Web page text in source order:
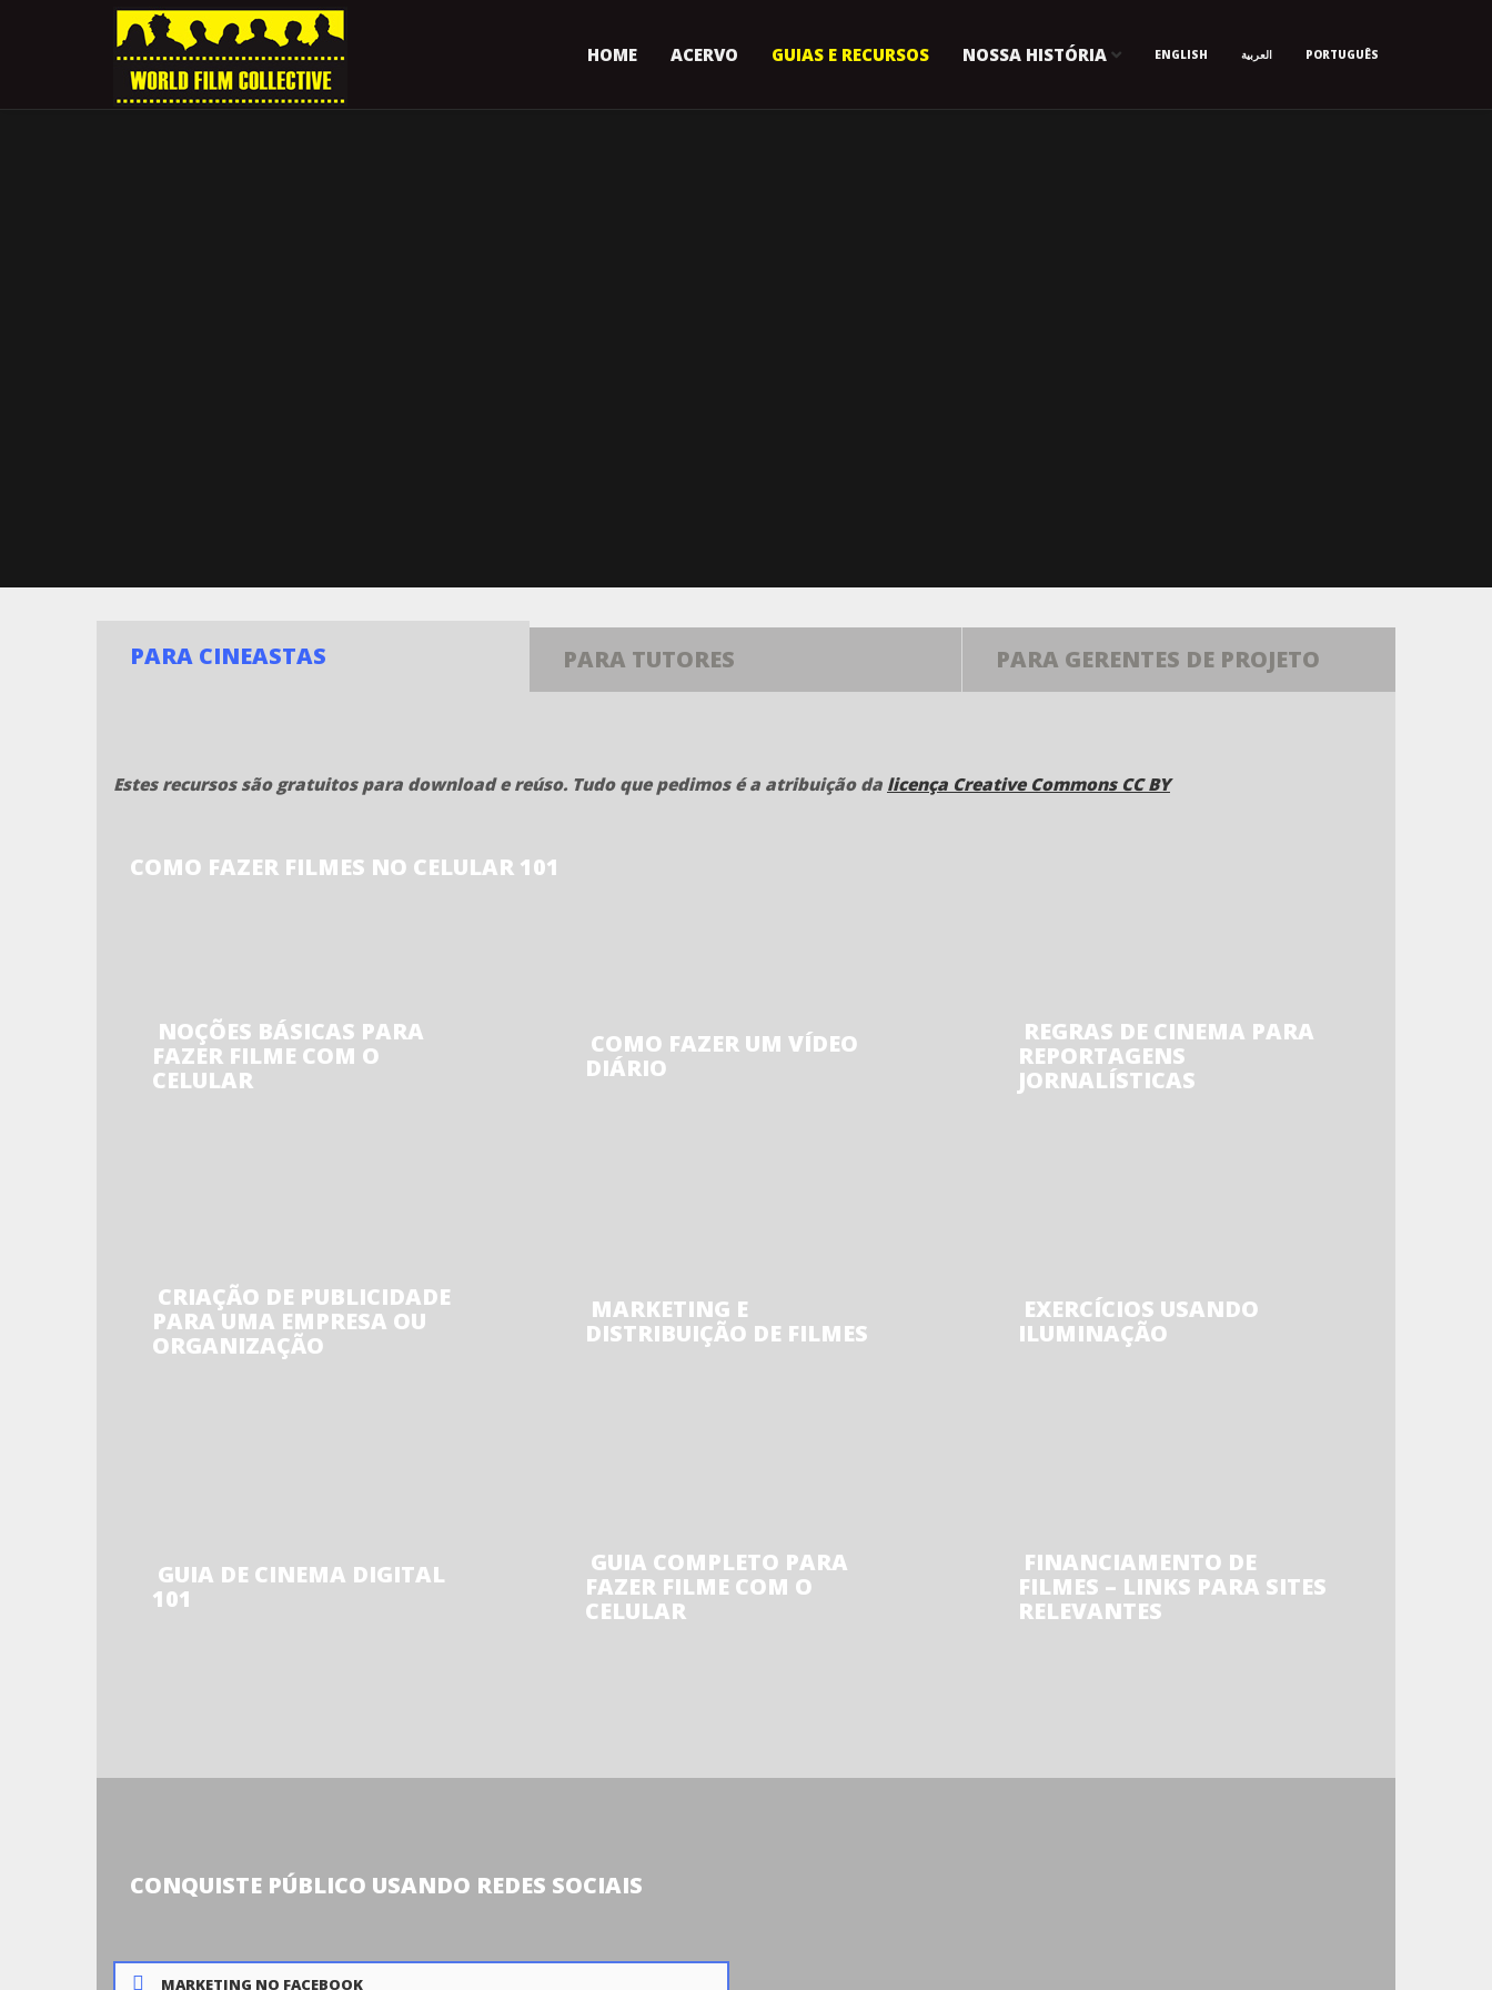
HOME ACERVO GUIAS E RECURSOS NOSSA HISTÓRIA ENGLISH العربية PORTUGUÊS
PARA CINEASTAS PARA TUTORES PARA GERENTES DE PROJETO
Estes recursos são gratuitos para download e reúso. Tudo que pedimos é a atribuição da licença Creative Commons CC BY
COMO FAZER FILMES NO CELULAR 101
NOÇÕES BÁSICAS PARA
FAZER FILME COM O
CELULAR
COMO FAZER UM VÍDEO
DIÁRIO
REGRAS DE CINEMA PARA
REPORTAGENS
JORNALÍSTICAS
CRIAÇÃO DE PUBLICIDADE
PARA UMA EMPRESA OU
ORGANIZAÇÃO
MARKETING E
DISTRIBUIÇÃO DE FILMES
EXERCÍCIOS USANDO
ILUMINAÇÃO
GUIA DE CINEMA DIGITAL
101
GUIA COMPLETO PARA
FAZER FILME COM O
CELULAR
FINANCIAMENTO DE
FILMES – LINKS PARA SITES
RELEVANTES
CONQUISTE PÚBLICO USANDO REDES SOCIAIS
MARKETING NO FACEBOOK